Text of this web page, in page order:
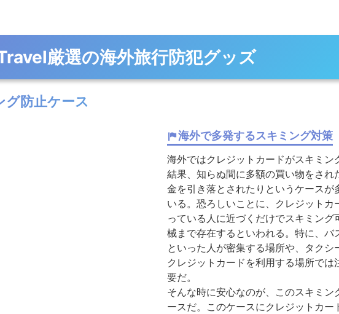
厳選の海外旅行防犯グッズ
グ防止ケース
海外で多発するスキミング対策
海外ではクレジットカードがスキミン
結果、知らぬ間に多額の買い物をされ
金を引き落とされたりというケースが
いる。恐ろしいことに、クレジットカ
っている人に近づくだけでスキミング
械まで存在するといわれる。特に、バ
といった人が密集する場所や、タクシ
クレジットカードを利用する場所では
要だ。
そんな時に安心なのが、このスキミン
ースだ。このケースにクレジットカー